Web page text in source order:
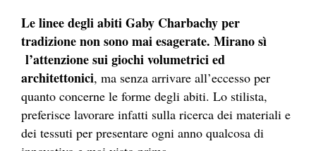
Le linee degli abiti Gaby Charbachy per
tradizione non sono mai esagerate. Mirano sì
l’attenzione sui giochi volumetrici ed
architettonici, ma senza arrivare all’eccesso per
quanto concerne le forme degli abiti. Lo stilista,
preferisce lavorare infatti sulla ricerca dei materiali e
dei tessuti per presentare ogni anno qualcosa di